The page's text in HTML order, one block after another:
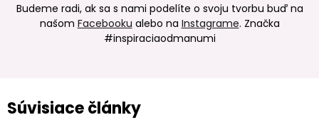
Budeme radi, ak sa s nami podelíte o svoju tvorbu buď na
našom Facebooku alebo na Instagrame. Značka
#inspiraciaodmanumi
Súvisiace články